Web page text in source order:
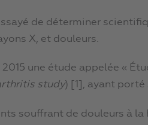
de déterminer
X, et douleurs.
une étude appelée «
study) [1], ayant
souffrant de douleurs à la